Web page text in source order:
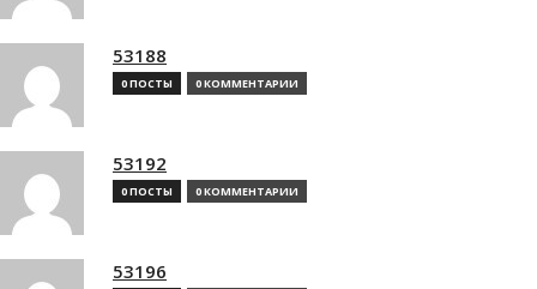
53188
0 ПОСТЫ 0 КОММЕНТАРИИ
53192
0 ПОСТЫ 0 КОММЕНТАРИИ
53196